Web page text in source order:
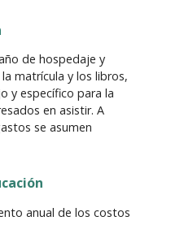
de hospedaje y
matrícula y los libros,
y específico para la
en asistir. A
se asumen
anual de los costos